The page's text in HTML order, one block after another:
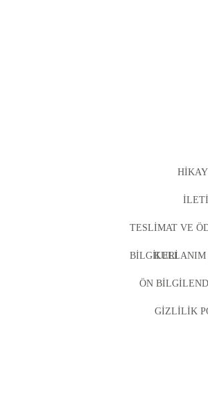
TESLIMAT VE
BILGILERIKULLANIM
ÖN
GIZLILIK